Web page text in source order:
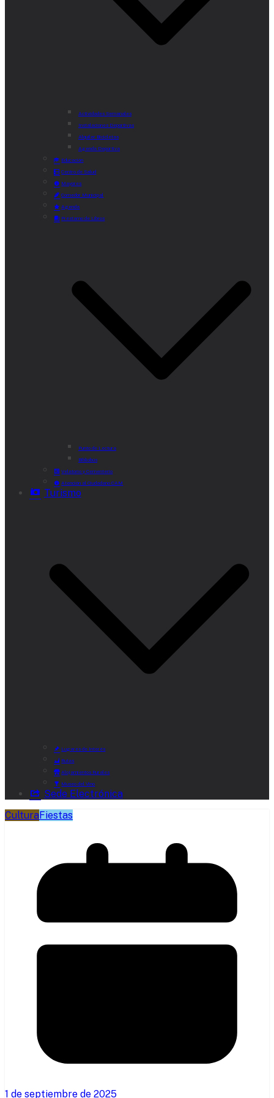
Actividades Semanales
Instalaciones Deportivas
Alquiler Bicicletas
Agenda Deportiva
Educación
Centro de Salud
Mayores
Comedor Municipal
Agenda
Préstamo de Libros
Punto de Lectura
Bibliobús
Velatorio y Cementerio
Atención al Ciudadano CAM
Turismo
Lugares de Interés
Rutas
Alojamientos Rurales
Museo del Vino
Sede Electrónica
CulturaFiestas
1 de septiembre de 2025